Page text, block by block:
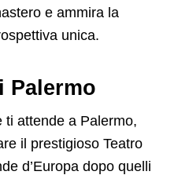
e ammira la
unica.
Palermo
ti attende a Palermo,
il prestigioso Teatro
d’Europa dopo quelli